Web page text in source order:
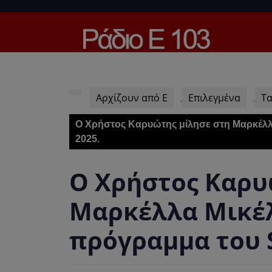
Αρχίζουν από Ε , Επιλεγμένα ,
O Χρήστος Καρυώτης μίλησε στη
2025.
O Χρήστος
Μαρκέλλα
πρόγραμμα του